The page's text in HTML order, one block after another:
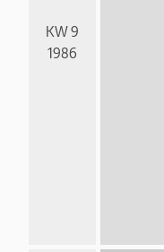
KW 9
1986